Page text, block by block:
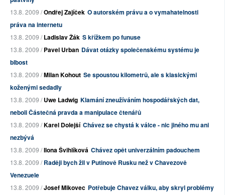
13.8. 2009 /Ondřej Zajíček O autorském právu a o vymahatelnosti
práva na internetu
13.8. 2009 /Ladislav Žák S křížkem po funuse
13.8. 2009 /Pavel Urban Dávat otázky společenskému systému je
blbost
13.8. 2009 /Milan Kohout Se spoustou kilometrů, ale s klasickými
koženými sedadly
13.8. 2009 /Uwe Ladwig Klamání zneužíváním hospodářských dat,
neboli Částečná pravda a manipulace čtenářů
13.8. 2009 /Karel Dolejší Chávez se chystá k válce - nic jiného mu ani
nezbývá
13.8. 2009 /Ilona Švihlíková Chávez opět univerzálním padouchem
13.8. 2009 /Raději bych žil v Putinově Rusku než v Chavezově
Venezuele
13.8. 2009 /Josef Mikovec Potřebuje Chavez válku, aby skryl problémy